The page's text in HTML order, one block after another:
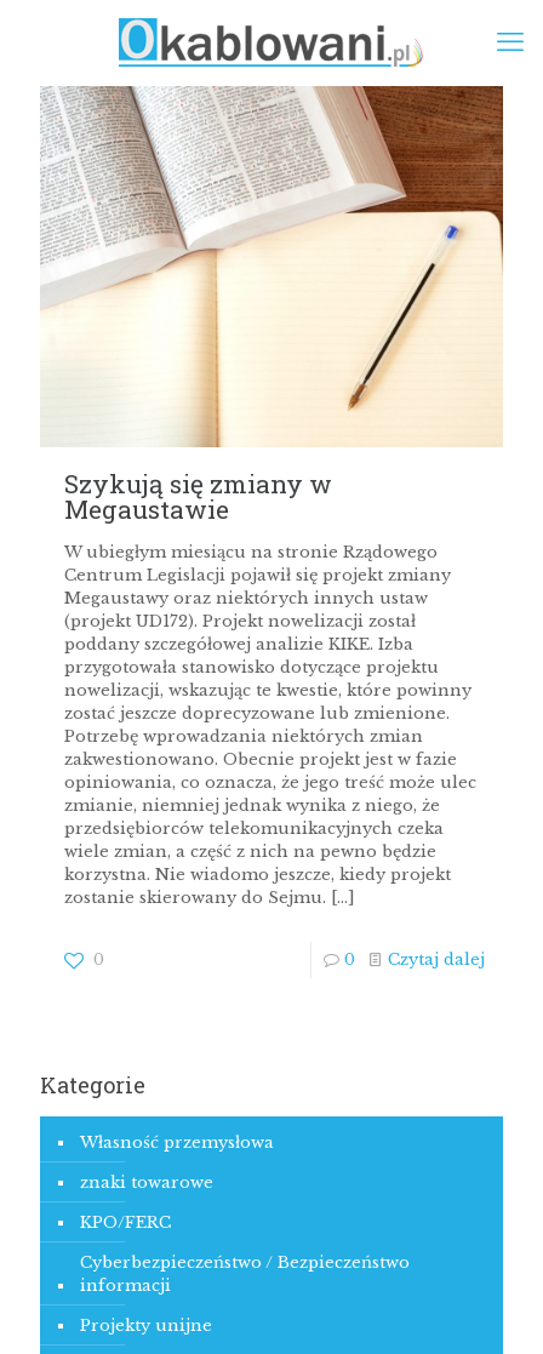
Szykują się zmiany w
Megaustawie
W ubiegłym miesiącu na stronie Rządowego
Centrum Legislacji pojawił się projekt zmiany
Megaustawy oraz niektórych innych ustaw
(projekt UD172). Projekt nowelizacji został
poddany szczegółowej analizie KIKE. Izba
przygotowała stanowisko dotyczące projektu
nowelizacji, wskazując te kwestie, które powinny
zostać jeszcze doprecyzowane lub zmienione.
Potrzebę wprowadzania niektórych zmian
zakwestionowano. Obecnie projekt jest w fazie
opiniowania, co oznacza, że jego treść może ulec
zmianie, niemniej jednak wynika z niego, że
przedsiębiorców telekomunikacyjnych czeka
wiele zmian, a część z nich na pewno będzie
korzystna. Nie wiadomo jeszcze, kiedy projekt
zostanie skierowany do Sejmu. […]
0 0 Czytaj dalej
Kategorie
Własność przemysłowa
znaki towarowe
KPO/FERC
Cyberbezpieczeństwo / Bezpieczeństwo
informacji
Projekty unijne